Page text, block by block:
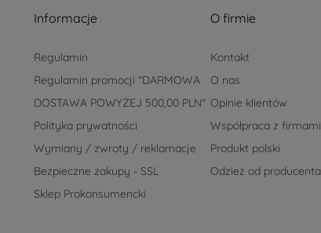
Informacje
Regulamin
Regulamin promocji "DARMOWA
DOSTAWA POWYŻEJ 500,00 PLN"
Polityka prywatności
Wymiany / zwroty / reklamacje
Bezpieczne zakupy - SSL
Sklep Prokonsumencki
O firmie
Kontakt
O nas
Opinie klientów
Współpraca z firmami
Produkt polski
Odzież od producenta